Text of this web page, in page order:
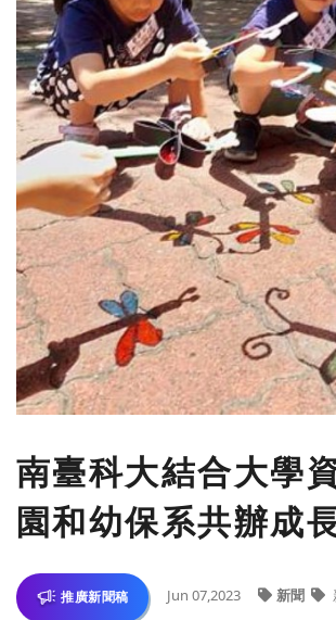
南臺科大結合大學
園和幼保系共辦成
推廣新聞稿 Jun 07,2023 新聞